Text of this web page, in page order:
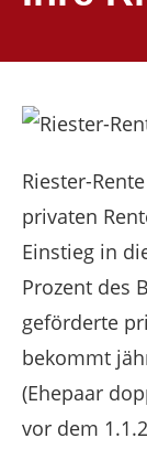
Riester-
privaten
Einstieg in
Prozent des
geförderte
bekommt
(Ehepaar
vor dem